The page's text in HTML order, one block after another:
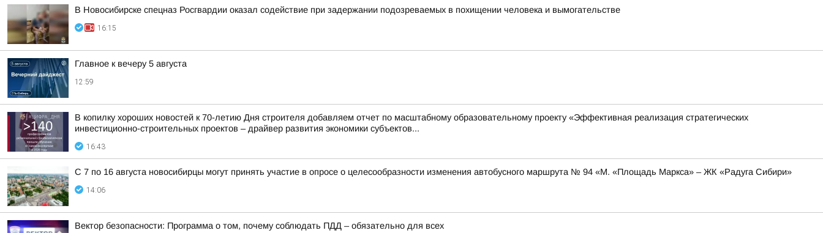
В Новосибирске спецназ Росгвардии оказал содействие при задержании подозреваемых в похищении человека и вымогательстве
16:15
Главное к вечеру 5 августа
12:59
В копилку хороших новостей к 70-летию Дня строителя добавляем отчет по масштабному образовательному проекту «Эффективная реализация стратегических
инвестиционно-строительных проектов – драйвер развития экономики субъектов...
16:43
С 7 по 16 августа новосибирцы могут принять участие в опросе о целесообразности изменения автобусного маршрута № 94 «М. «Площадь Маркса» – ЖК «Радуга Сибири»
14:06
Вектор безопасности: Программа о том, почему соблюдать ПДД – обязательно для всех